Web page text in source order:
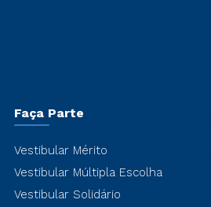
Faça Parte
Vestibular Mérito
Vestibular Múltipla Escolha
Vestibular Solidário